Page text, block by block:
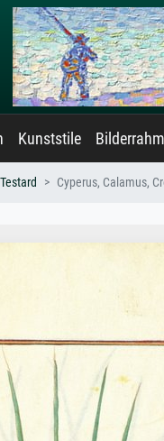
Kunststile
Cyperus, Calamus,